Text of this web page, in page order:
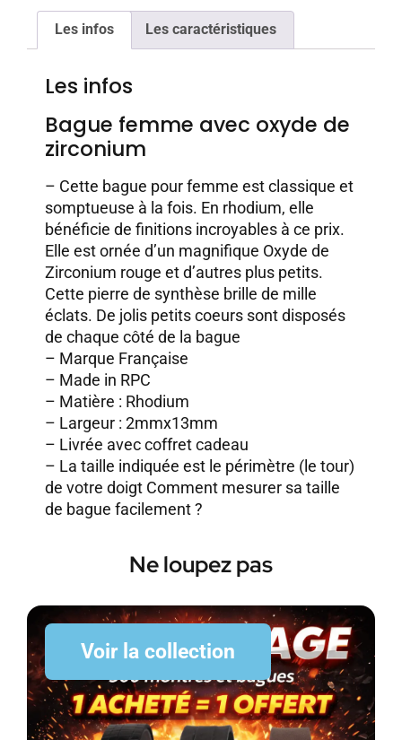
Les infos Les caractéristiques
Les infos
Bague femme avec oxyde de
zirconium
– Cette bague pour femme est classique et
somptueuse à la fois. En rhodium, elle
bénéficie de finitions incroyables à ce prix.
Elle est ornée d’un magnifique Oxyde de
Zirconium rouge et d’autres plus petits.
Cette pierre de synthèse brille de mille
éclats. De jolis petits coeurs sont disposés
de chaque côté de la bague
– Marque Française
– Made in RPC
– Matière : Rhodium
– Largeur : 2mmx13mm
– Livrée avec coffret cadeau
– La taille indiquée est le périmètre (le tour)
de votre doigt Comment mesurer sa taille
de bague facilement ?
Ne loupez pas
Voir la collection